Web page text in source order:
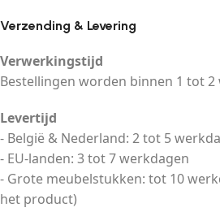
Verzending & Levering
Verwerkingstijd
Bestellingen worden binnen 1 tot
Levertijd
- België & Nederland: 2 tot 5
- EU-landen: 3 tot 7 werkdagen
- Grote meubelstukken: tot 10
het product)